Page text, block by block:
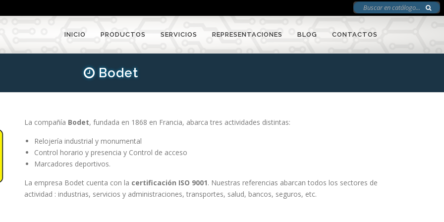
INICIO PRODUCTOS SERVICIOS REPRESENTACIONES BLOG CONTACTOS
Bodet
La compañía Bodet, fundada en 1868 en Francia, abarca tres actividades distintas:
Relojería industrial y monumental
Control horario y presencia y Control de acceso
Marcadores deportivos.
La empresa Bodet cuenta con la certificación ISO 9001. Nuestras referencias abarcan todos los sectores de
actividad : industrias, servicios y administraciones, transportes, salud, bancos, seguros, etc.